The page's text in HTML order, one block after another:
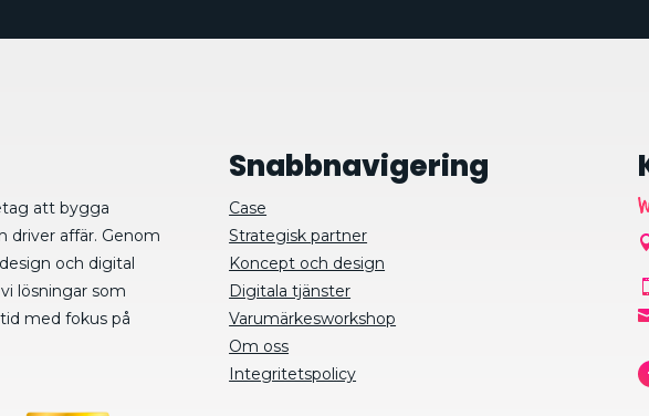
att bygga
driver affär. Genom
och digital
lösningar som
med fokus på
Snabbnavigering
Case
Strategisk partner
Koncept och design
Digitala tjänster
Varumärkesworkshop
Om oss
Integritetspolicy